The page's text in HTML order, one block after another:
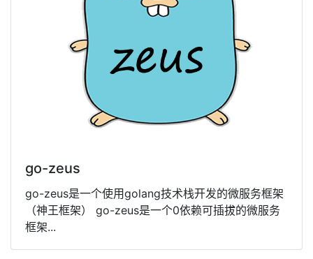
go-zeus
go-zeus是一个使用golang技术栈开发的微服务框架
（神王框架） go-zeus是一个0依赖可插拔的微服务
框架...